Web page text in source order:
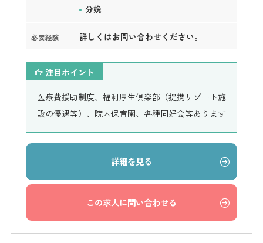
分娩
必要経験 詳しくはお問い合わせください。
注目ポイント
医療費援助制度、福利厚生倶楽部（提携リゾート施
設の優遇等）、院内保育園、各種同好会等あります
詳細を見る
この求人に問い合わせる